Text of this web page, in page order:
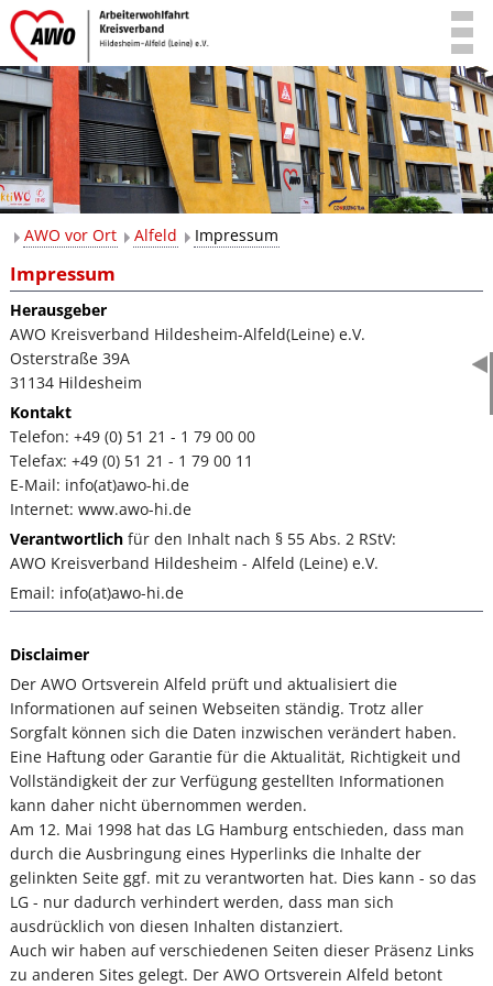
AWO vor Ort Alfeld Impressum
Impressum
Herausgeber
AWO Kreisverband Hildesheim-Alfeld(Leine) e.V.
Osterstraße 39A
31134 Hildesheim
Kontakt
Telefon: +49 (0) 51 21 - 1 79 00 00
Telefax: +49 (0) 51 21 - 1 79 00 11
E-Mail: info(at)awo-hi.de
Internet: www.awo-hi.de
Verantwortlichfür den Inhalt nach § 55 Abs. 2 RStV:
AWO Kreisverband Hildesheim - Alfeld (Leine) e.V.
Email: info(at)awo-hi.de
Disclaimer
Der AWO Ortsverein Alfeld prüft und aktualisiert die
Informationen auf seinen Webseiten ständig. Trotz aller
Sorgfalt können sich die Daten inzwischen verändert haben.
Eine Haftung oder Garantie für die Aktualität, Richtigkeit und
Vollständigkeit der zur Verfügung gestellten Informationen
kann daher nicht übernommen werden.
Am 12. Mai 1998 hat das LG Hamburg entschieden, dass man
durch die Ausbringung eines Hyperlinks die Inhalte der
gelinkten Seite ggf. mit zu verantworten hat. Dies kann - so das
LG - nur dadurch verhindert werden, dass man sich
ausdrücklich von diesen Inhalten distanziert.
Auch wir haben auf verschiedenen Seiten dieser Präsenz Links
zu anderen Sites gelegt. Der AWO Ortsverein Alfeld betont